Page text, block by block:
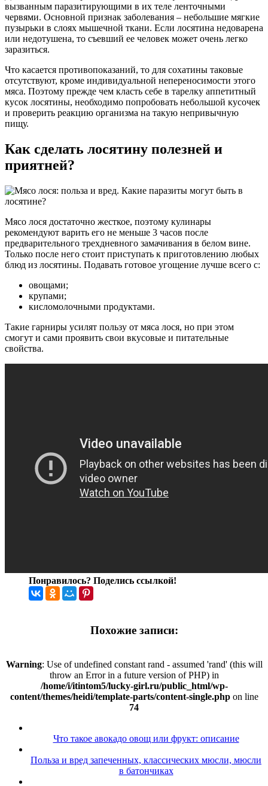
вызванным паразитирующими в их теле ленточными
червями. Основной признак заболевания – небольшие мягкие
пузырьки в слоях мышечной ткани. Если лосятина недоварена
или недотушена, то съевший ее человек может очень легко
заразиться.
Что касается противопоказаний, то для сохатины таковые
отсутствуют, кроме индивидуальной непереносимости этого
мяса. Поэтому прежде чем класть себе в тарелку аппетитный
кусок лосятины, необходимо попробовать небольшой кусочек
и проверить реакцию организма на такую непривычную
пищу.
Как сделать лосятину полезней и
приятней?
Мясо лося достаточно жесткое, поэтому кулинары
рекомендуют варить его не меньше 3 часов после
предварительного трехдневного замачивания в белом вине.
Только после него стоит приступать к приготовлению любых
блюд из лосятины. Подавать готовое угощение лучше всего с:
овощами;
крупами;
кисломолочными продуктами.
Такие гарниры усилят пользу от мяса лося, но при этом
смогут и сами проявить свои вкусовые и питательные
свойства.
Понравилось? Поделись ссылкой!
Похожие записи:
Warning: Use of undefined constant rand - assumed 'rand' (this will
throw an Error in a future version of PHP) in
/home/i/itintom5/lucky-girl.ru/public_html/wp-
content/themes/heidi/template-parts/content-single.phpon line
74
Что такое авокадо овощ или фрукт: описание
Польза и вред запеченных, классических мюсли, мюсли
в батончиках